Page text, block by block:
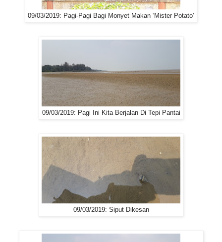
09/03/2019: Pagi-Pagi Bagi Monyet Makan ‘Mister Potato’
09/03/2019: Pagi Ini Kita Berjalan Di Tepi Pantai
09/03/2019: Siput Dikesan